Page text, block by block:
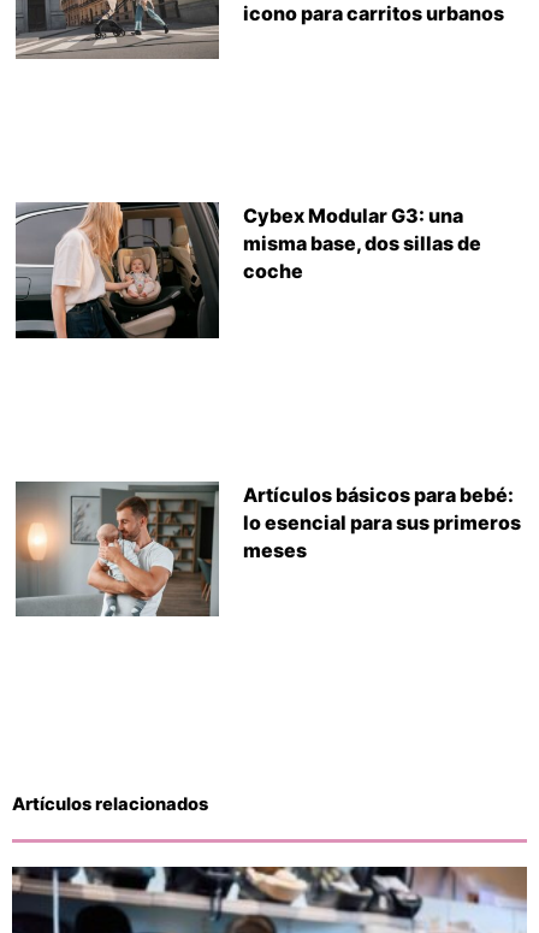
icono para carritos urbanos
Cybex Modular G3: una
misma base, dos sillas de
coche
Artículos básicos para bebé:
lo esencial para sus primeros
meses
Artículos relacionados